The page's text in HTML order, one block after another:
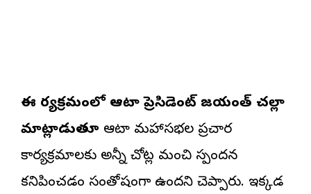
ఈ కార్యక్రమంలో ఆటా ప్రెసిడెంట్ జయంత్ చల్లా
మాట్లాడుతూ ఆటా మహాసభల ప్రచార
కార్యక్రమాలకు అన్నీ చోట్ల మంచి స్పందన
కనిపించడం సంతోషంగా ఉందని చెప్పారు. ఇక్కడ